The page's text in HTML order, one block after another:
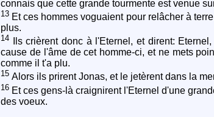
connais que cette grande tourmente est venue
13 Et ces hommes voguaient pour relâcher à
plus.
14 Ils crièrent donc à l'Eternel, et dirent:
cause de l'âme de cet homme-ci, et ne mets
comme il t'a plu.
15 Alors ils prirent Jonas, et le jetèrent dans la
16 Et ces gens-là craignirent l'Eternel d'une
des voeux.